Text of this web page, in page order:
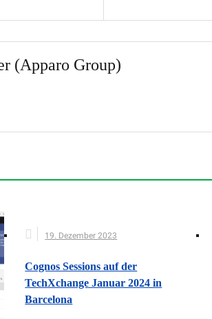
(Apparo Group)
19. Dezember 2023
Cognos Sessions auf der
TechXchange Januar 2024 in
Barcelona